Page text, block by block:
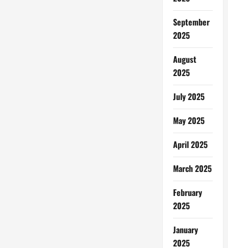
September
2025
August
2025
July 2025
May 2025
April 2025
March 2025
February
2025
January
2025